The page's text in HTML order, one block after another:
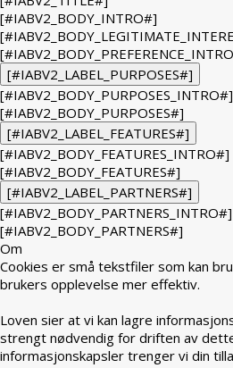
[#IABV2_BODY_INTRO#]
[#IABV2_LABEL_PURPOSES#]
[#IABV2_BODY_PURPOSES_INTRO#]
[#IABV2_BODY_PURPOSES#]
[#IABV2_LABEL_FEATURES#]
[#IABV2_BODY_FEATURES_INTRO#]
[#IABV2_BODY_FEATURES#]
[#IABV2_LABEL_PARTNERS#]
[#IABV2_BODY_PARTNERS_INTRO#]
[#IABV2_BODY_PARTNERS#]
Om
Cookies er små tekstfiler som kan
brukers opplevelse mer effektiv.
Loven sier at vi kan lagre
strengt nødvendig for driften av
informasjonskapsler trenger vi din